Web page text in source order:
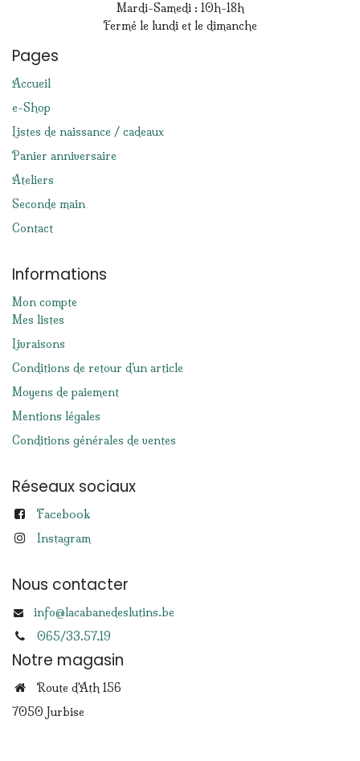
Mardi-Samedi : 10h-18h
Fermé le lundi et le dimanche
Pages
Accueil
e-Shop
Listes de naissance / cadeaux
Panier anniversaire
Ateliers
Seconde main
Contact
Informations
Mon compte
Mes listes
Livraisons
Conditions de retour d'un article
Moyens de paiement
Mentions légales
Conditions générales de ventes
Réseaux sociaux
Facebook
Instagram
Nous contacter
info@lacabanedeslutins.be
065/33.57.19
Notre magasin
Route d'Ath 156
7050 Jurbise